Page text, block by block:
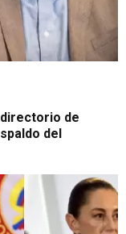
de
del